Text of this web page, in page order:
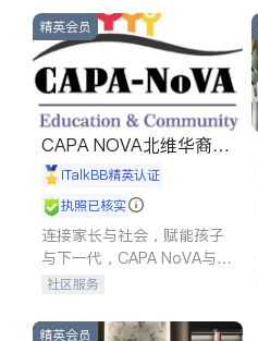
建筑合同、刑事案件全包办
信托/遗嘱
商业
索赔
律师-其它 保释
精英会员
CAPA NOVA北维华裔家
长会iTalkBB精英认证
执照已核实
连接家长与社会，赋能孩子
与下一代，CAPA NoVA与您
携手建设包容、公平、充满
社区服务
精英会员